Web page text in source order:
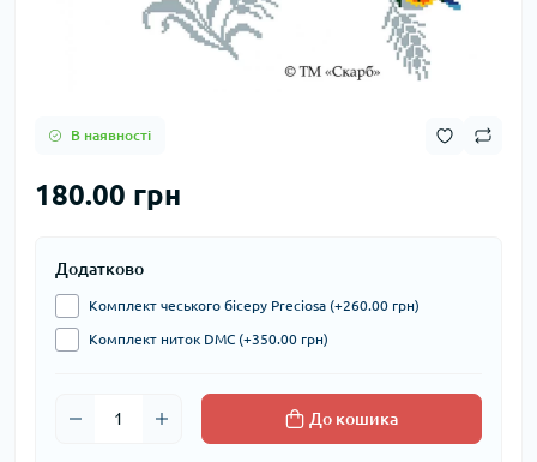
В наявності
180.00 грн
Додатково
Комплект чеського бісеру Preciosa (+260.00 грн)
Комплект ниток DMC (+350.00 грн)
До кошика